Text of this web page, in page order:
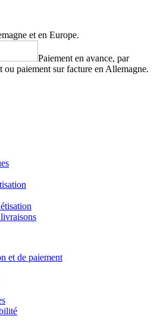
et en Europe.
Paiement en avance, par
ou paiement sur facture en Allemagne.
et de paiement